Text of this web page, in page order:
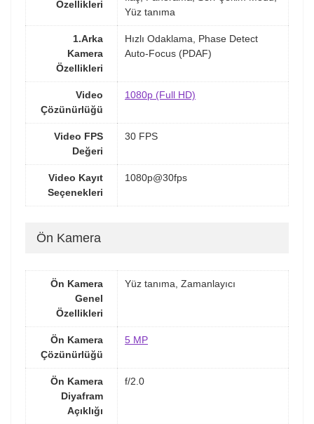
Özellikleri
Yüz tanıma
1.Arka
Kamera
Özellikleri
Hızlı Odaklama, Phase Detect
Auto-Focus (PDAF)
Video
Çözünürlüğü
1080p (Full HD)
Video FPS
Değeri
30 FPS
Video Kayıt
Seçenekleri
1080p@30fps
Ön Kamera
Ön Kamera
Genel
Özellikleri
Yüz tanıma, Zamanlayıcı
Ön Kamera
Çözünürlüğü
5 MP
Ön Kamera
Diyafram
Açıklığı
f/2.0